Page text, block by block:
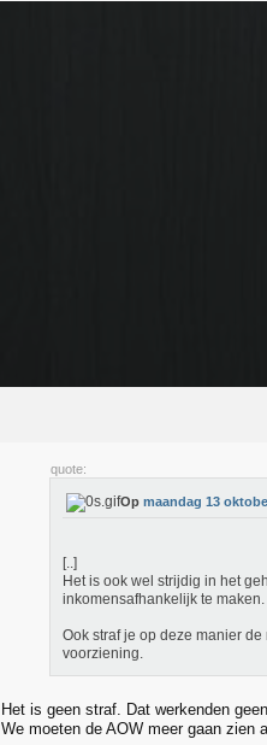
quote:
Op maandag 13
[..]
Het is ook wel strijdig in het
inkomensafhankelijk te maken.
Ook straf je op deze manier
voorziening.
Het is geen straf. Dat werkenden
We moeten de AOW meer gaan zien